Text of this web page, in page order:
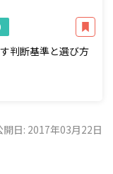
判断基準と選び方
開日: 2017年03月22日